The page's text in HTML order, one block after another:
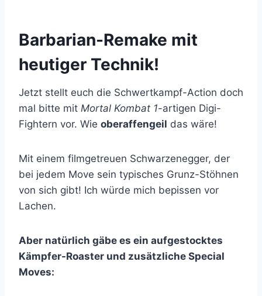
Barbarian-Remake mit
heutiger Technik!
Jetzt stellt euch die Schwertkampf-Action doch
mal bitte mit Mortal Kombat 1-artigen Digi-
Fightern vor. Wie oberaffengeil das wäre!
Mit einem filmgetreuen Schwarzenegger, der
bei jedem Move sein typisches Grunz-Stöhnen
von sich gibt! Ich würde mich bepissen vor
Lachen.
Aber natürlich gäbe es ein aufgestocktes
Kämpfer-Roaster und zusätzliche Special
Moves: